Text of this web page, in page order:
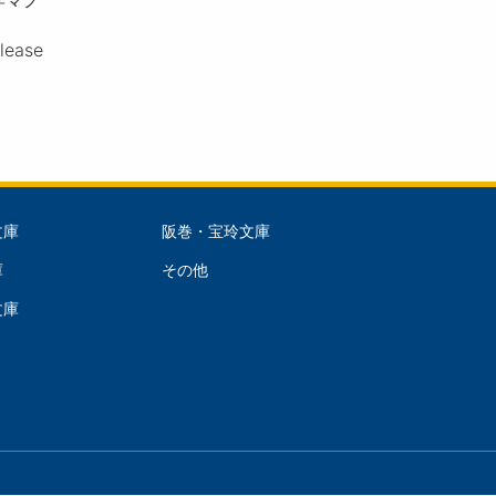
庫
庫
文
庫
阪巻・宝玲文庫
その他